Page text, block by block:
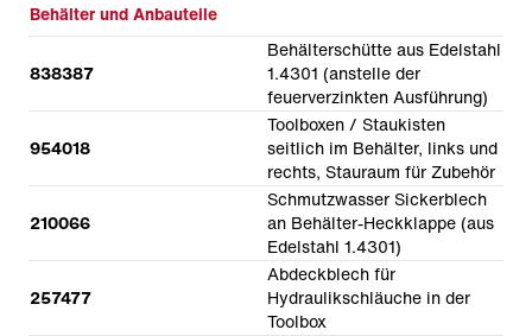
Behälter und Anbauteile
838387
Behälterschütte aus Edelstahl
1.4301 (anstelle der
feuerverzinkten Ausführung)
954018
Toolboxen / Staukisten
seitlich im Behälter, links und
rechts, Stauraum für Zubehör
210066
Schmutzwasser Sickerblech
an Behälter-Heckklappe (aus
Edelstahl 1.4301)
257477
Abdeckblech für
Hydraulikschläuche in der
Toolbox